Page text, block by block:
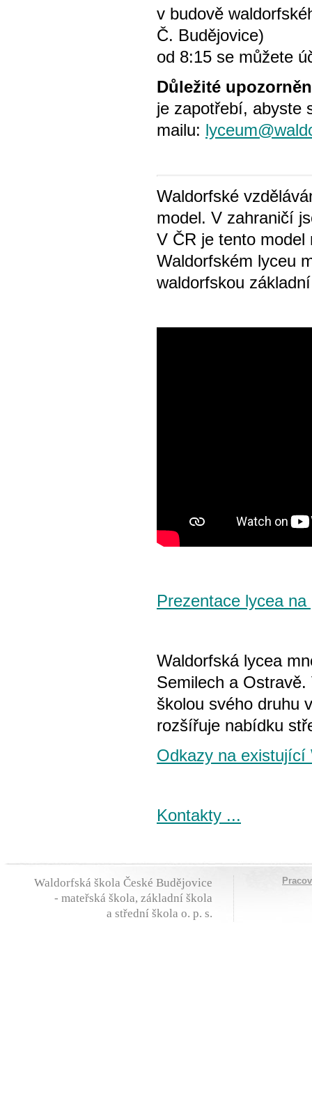
v budově
Č. Budějovice)
od 8:15 se můžete
Důležité
je zapotřebí, abyste
mailu:
Waldorfské
model. V zahraničí
V ČR je tento
Waldorfském lyceu
waldorfskou
Prezentace lycea
Waldorfská lycea
Semilech a
školou svého druhu
rozšířuje nabídku
Odkazy na existující
Kontakty ...
Waldorfská škola České Budějovice
- mateřská škola, základní škola
a střední škola o. p. s.